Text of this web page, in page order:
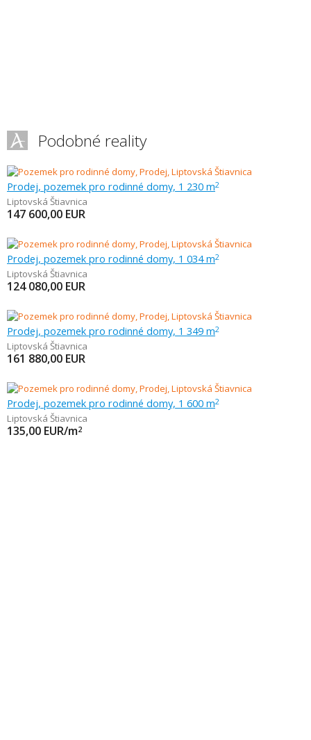
Podobné reality
Prodej, pozemek pro rodinné domy, 1 230 m2
Liptovská Štiavnica
147 600,00 EUR
Prodej, pozemek pro rodinné domy, 1 034 m2
Liptovská Štiavnica
124 080,00 EUR
Prodej, pozemek pro rodinné domy, 1 349 m2
Liptovská Štiavnica
161 880,00 EUR
Prodej, pozemek pro rodinné domy, 1 600 m2
Liptovská Štiavnica
135,00 EUR/m2